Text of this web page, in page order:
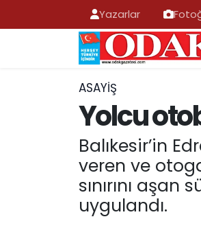
Yazarlar
ASAYİŞ
Yolcu
Balıkesir’in
veren ve
sınırını
uygulandı.
AFYONKARAHİSAR
Resmi İlan
GÜNCEL
SİYASET
Nöbetçi Eczaneler
Hava Durumu
Trafik Durumu
Süper Lig Puan Durumu ve
Tüm Manşetler